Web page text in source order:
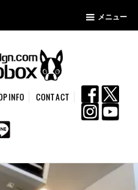
メニュー
CONTACT